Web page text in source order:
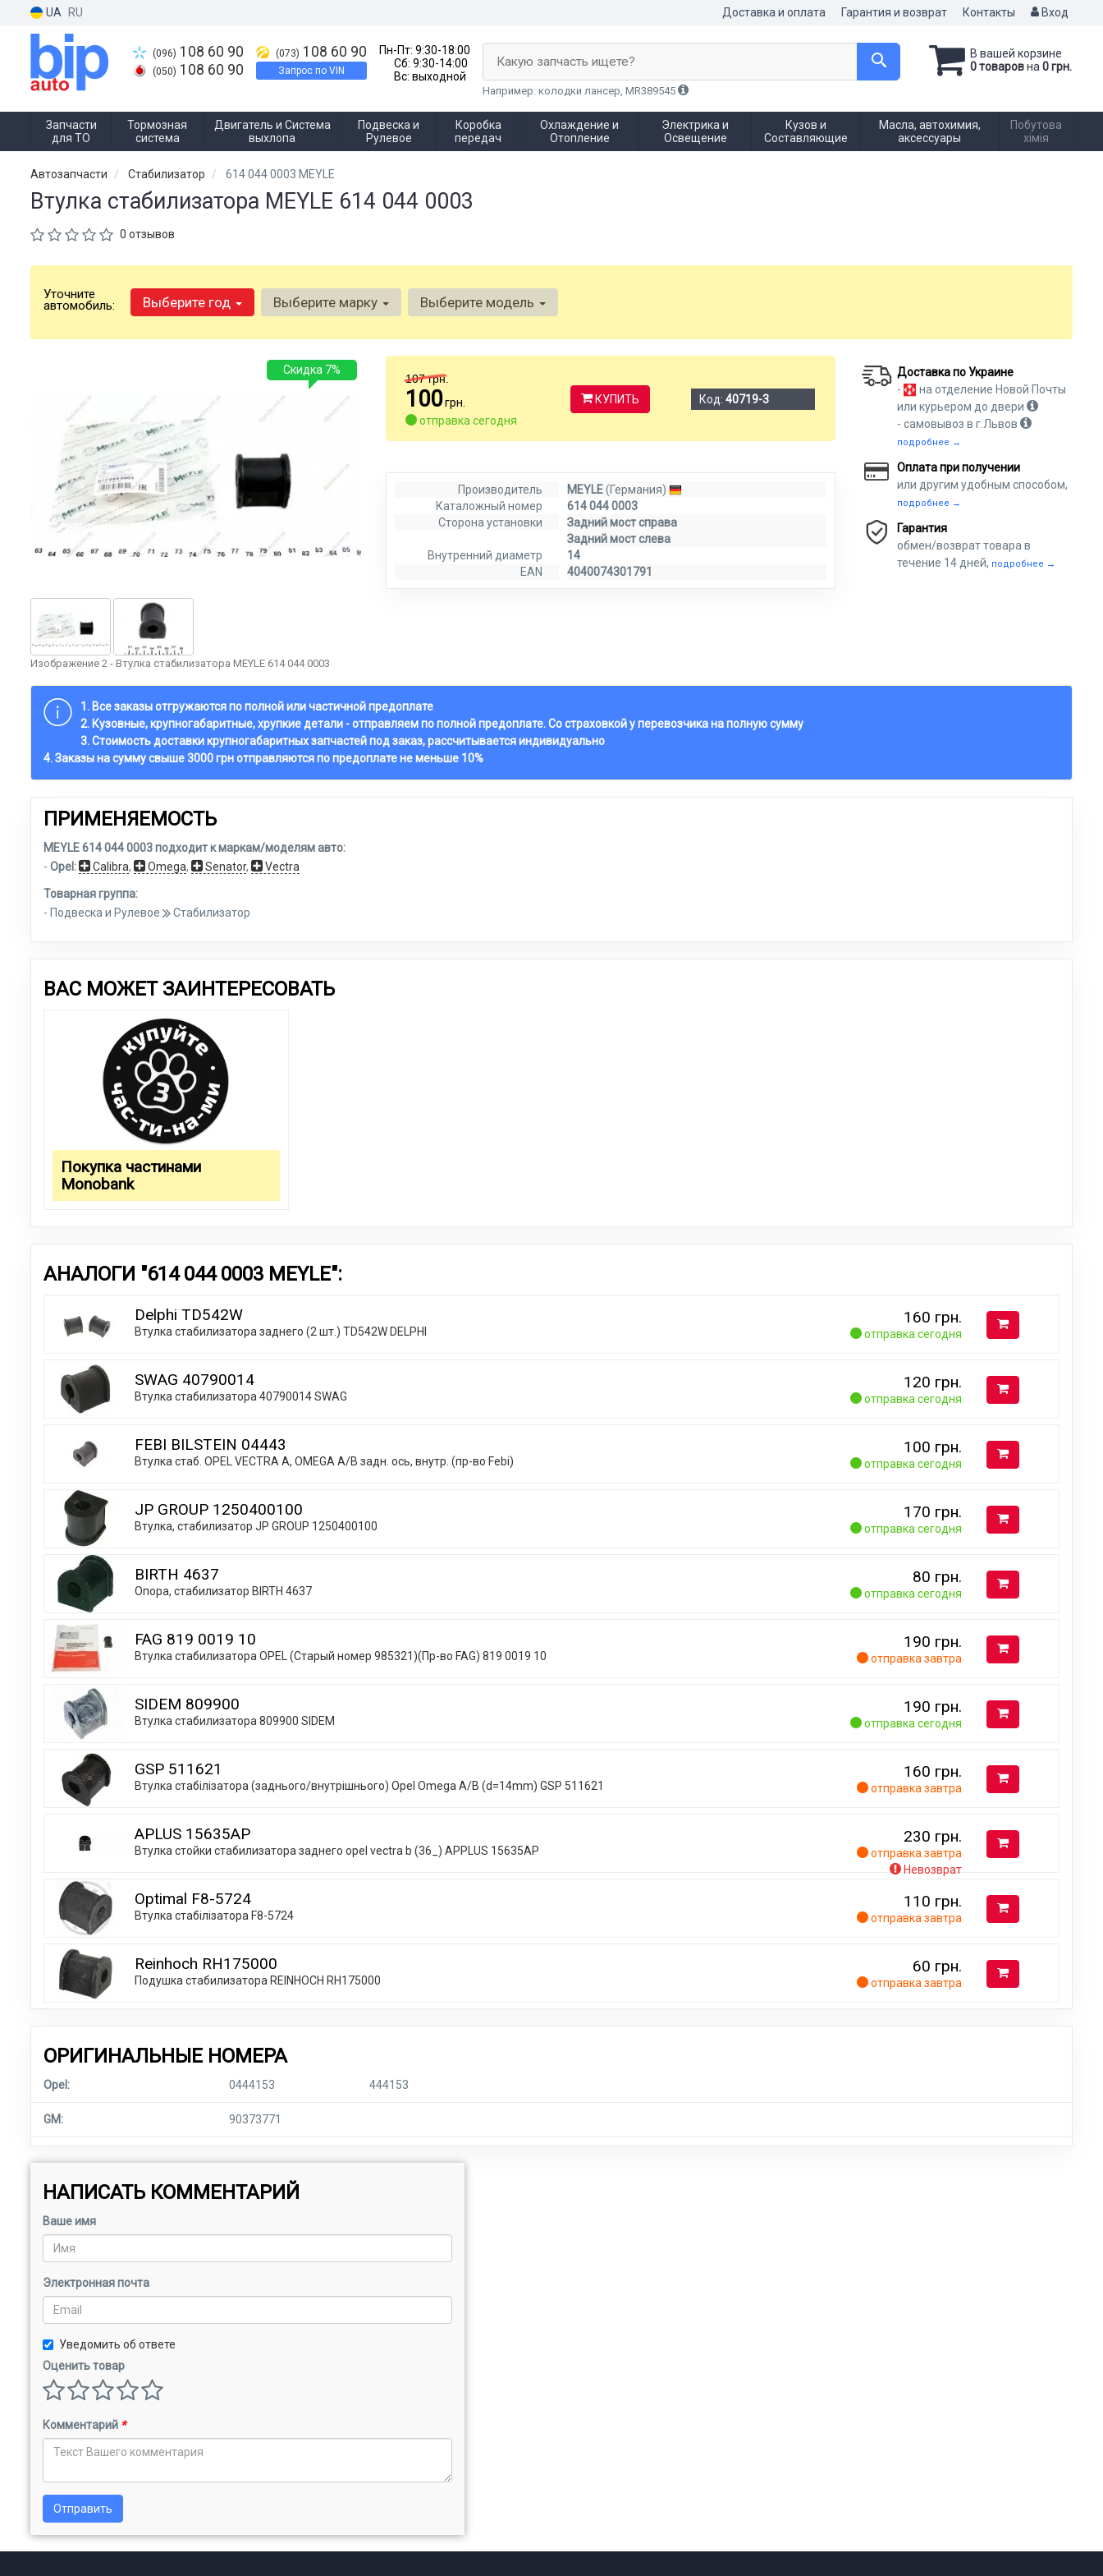
UA RU Доставка и оплата Гарантия и возврат Контакты Вход
(096) 108 60 90
(050) 108 60 90
(073) 108 60 90
Запрос по VIN
Пн-Пт: 9:30-18:00
Сб: 9:30-14:00
Вс: выходной
В вашей корзине
0 товаровна 0 грн.
Какую запчасть ищете?
Например: колодки лансер, MR389545
Запчасти
для ТО
Тормозная
система
Двигатель и Система
выхлопа
Подвеска и
Рулевое
Коробка
передач
Охлаждение и
Отопление
Электрика и
Освещение
Кузов и
Составляющие
Масла, автохимия,
аксессуары
Побутова
хімія
Автозапчасти Стабилизатор 614 044 0003 MEYLE
Втулка стабилизатора MEYLE 614 044 0003
0 отзывов
Уточните
автомобиль: Выберите год Выберите марку Выберите модель
Скидка 7%
Изображение 2 - Втулка стабилизатора MEYLE 614 044 0003
107 грн.
100грн.
отправка сегодня
КУПИТЬ Код:40719-3
Производитель MEYLE(Германия)
Каталожный номер
614 044 0003
Сторона установки
Задний мост справа
Задний мост слева
Внутренний диаметр
14
EAN
4040074301791
Доставка по Украине
-
на отделение Новой Почты
или курьером до двери
- самовывоз в г.Львов
подробнее →
Оплата при получении
или другим удобным способом,
подробнее →
Гарантия
обмен/возврат товара в
течение 14 дней, подробнее →
1. Все заказы отгружаются по полной или частичной предоплате
2. Кузовные, крупногабаритные, хрупкие детали - отправляем по полной предоплате. Со страховкой у перевозчика на полную сумму
3. Стоимость доставки крупногабаритных запчастей под заказ, рассчитывается индивидуально
4. Заказы на сумму свыше 3000 грн отправляются по предоплате не меньше 10%
ПРИМЕНЯЕМОСТЬ
MEYLE 614 044 0003 подходит к маркам/моделям авто:
- Opel: Calibra, Omega, Senator, Vectra
Товарная группа:
- Подвеска и Рулевое
Стабилизатор
ВАС МОЖЕТ ЗАИНТЕРЕСОВАТЬ
Покупка частинами
Monobank
АНАЛОГИ "614 044 0003 MEYLE":
Delphi TD542W
Втулка стабилизатора заднего (2 шт.) TD542W DELPHI
160 грн.
отправка сегодня
SWAG 40790014
Втулка стабилизатора 40790014 SWAG
120 грн.
отправка сегодня
FEBI BILSTEIN 04443
Втулка стаб. OPEL VECTRA А, OMEGA A/B задн. ось, внутр. (пр-во Febi)
100 грн.
отправка сегодня
JP GROUP 1250400100
Втулка, стабилизатор JP GROUP 1250400100
170 грн.
отправка сегодня
BIRTH 4637
Опора, стабилизатор BIRTH 4637
80 грн.
отправка сегодня
FAG 819 0019 10
Втулка стабилизатора OPEL (Старый номер 985321)(Пр-во FAG) 819 0019 10
190 грн.
отправка завтра
SIDEM 809900
Втулка стабилизатора 809900 SIDEM
190 грн.
отправка сегодня
GSP 511621
Втулка стабілізатора (заднього/внутрішнього) Opel Omega A/B (d=14mm) GSP 511621
160 грн.
отправка завтра
APLUS 15635AP
Втулка стойки стабилизатора заднего opel vectra b (36_) APPLUS 15635AP
230 грн.
отправка завтра
Невозврат
Optimal F8-5724
Втулка стабілізатора F8-5724
110 грн.
отправка завтра
Reinhoch RH175000
Подушка стабилизатора REINHOCH RH175000
60 грн.
отправка завтра
ОРИГИНАЛЬНЫЕ НОМЕРА
Opel: 0444153 444153
GM: 90373771
НАПИСАТЬ КОММЕНТАРИЙ
Ваше имя
Электронная почта
Уведомить об ответе
Оценить товар
Комментарий *
Отправить